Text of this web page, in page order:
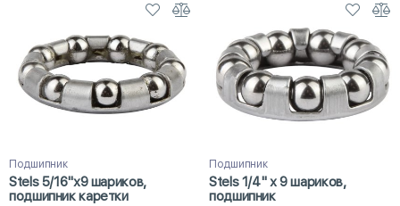
Подшипник
Stels 5/16"x9 шариков,
подшипник каретки
Подшипник
Stels 1/4" х 9 шариков,
подшипник